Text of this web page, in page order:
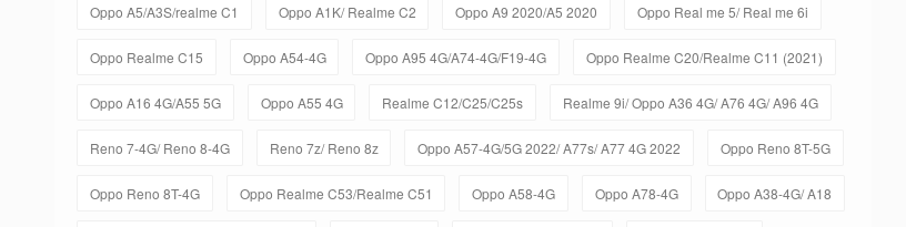
Oppo A5/A3S/realme C1 Oppo A1K/ Realme C2 Oppo A9 2020/A5 2020 Oppo Real me 5/ Real me 6i
Oppo Realme C15 Oppo A54-4G Oppo A95 4G/A74-4G/F19-4G Oppo Realme C20/Realme C11 (2021)
Oppo A16 4G/A55 5G Oppo A55 4G Realme C12/C25/C25s Realme 9i/ Oppo A36 4G/ A76 4G/ A96 4G
Reno 7-4G/ Reno 8-4G Reno 7z/ Reno 8z Oppo A57-4G/5G 2022/ A77s/ A77 4G 2022 Oppo Reno 8T-5G
Oppo Reno 8T-4G Oppo Realme C53/Realme C51 Oppo A58-4G Oppo A78-4G Oppo A38-4G/ A18